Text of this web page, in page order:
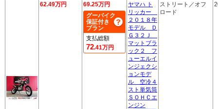
62.49万円
69.25万円
グーバイク
保証付き
プラン
支払総額
72.41万円
ヤマハ ト
リッカー
２０１８年
モデル Ｄ
Ｇ３２Ｊ
マットブラ
ック２ フ
ューエルイ
ンジェクシ
ョンモデ
ル 空冷４
スト単気筒
ＳＯＨＣエ
ンジン
ストリート／オフ
ロード